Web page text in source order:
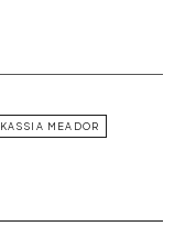
KASSIA MEADOR